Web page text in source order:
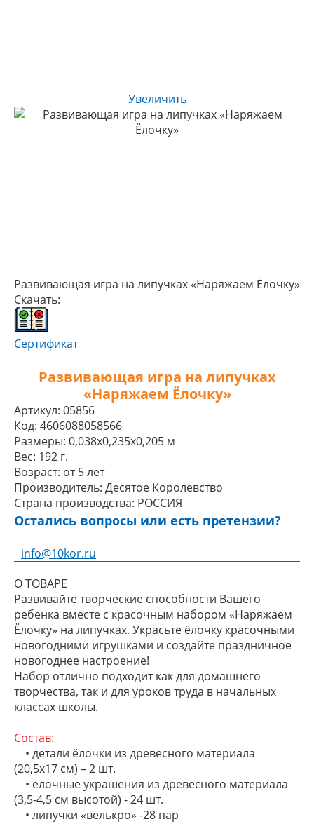
Увеличить
Развивающая игра на липучках «Наряжаем Ёлочку»
Скачать:
Сертификат
Развивающая игра на липучках
«Наряжаем Ёлочку»
Артикул: 05856
Код: 4606088058566
Размеры: 0,038x0,235x0,205 м
Вес: 192 г.
Возраст: от 5 лет
Производитель: Десятое Королевство
Страна производства: РОССИЯ
Остались вопросы или есть претензии?
info@10kor.ru
О ТОВАРЕ
Развивайте творческие способности Вашего
ребенка вместе с красочным набором «Наряжаем
Ёлочку» на липучках. Украсьте ёлочку красочными
новогодними игрушками и создайте праздничное
новогоднее настроение!
Набор отлично подходит как для домашнего
творчества, так и для уроков труда в начальных
классах школы.
Состав:
• детали ёлочки из древесного материала
(20,5х17 см) – 2 шт.
• елочные украшения из древесного материала
(3,5-4,5 см высотой) - 24 шт.
• липучки «велькро» -28 пар